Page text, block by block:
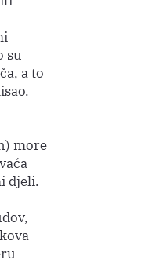
su
a to
more
djeli.